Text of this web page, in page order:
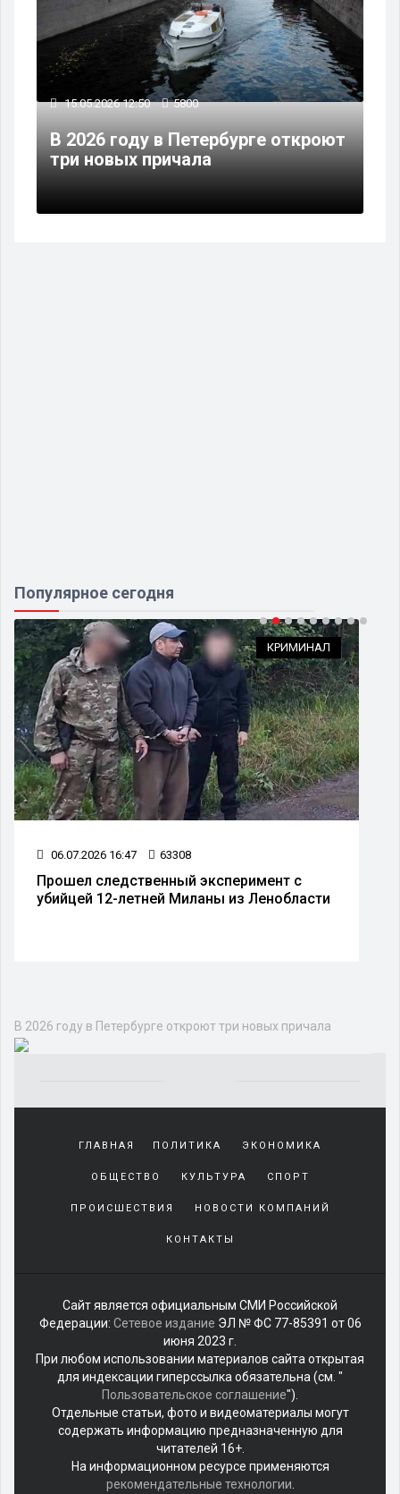
15.05.2026 12:50 5800
В 2026 году в Петербурге откроют
три новых причала
Популярное сегодня
КРИМИНАЛ
06.07.2026 16:47 63308
Прошел следственный эксперимент с
убийцей 12-летней Миланы из Ленобласти
Общество
В 2026 году в Петербурге откроют
Канал в Петербурге.Источник:spb.kp.ruАвтор
Артём Килькин
15.05.2026 12:50
Санкт-Петербург, 15 мая - DIXINEWS.